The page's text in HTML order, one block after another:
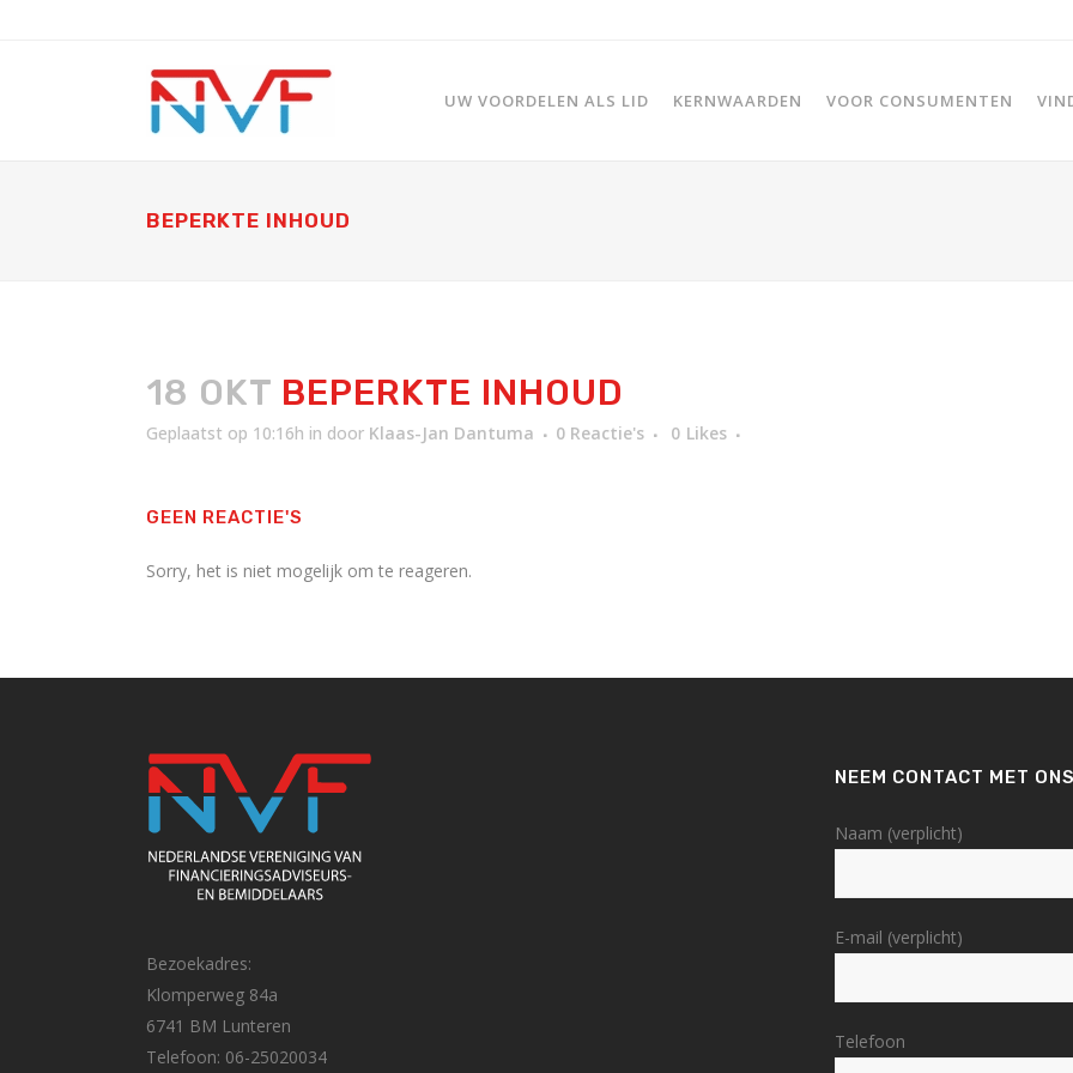
UW VOORDELEN ALS LID KERNWAARDEN VOOR CONSUMENTEN
BEPERKTE INHOUD
18 OKT BEPERKTE INHOUD
Geplaatst op 10:16h in door Klaas-Jan Dantuma 0 Reactie's 0 Likes
GEEN REACTIE'S
Sorry, het is niet mogelijk om te reageren.
Bezoekadres:
Klomperweg 84a
6741 BM Lunteren
Telefoon: 06-25020034
NEEM CONTACT MET
Naam (verplicht)
E-mail (verplicht)
Telefoon